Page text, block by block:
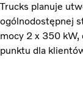
Trucks planuje
ogólnodostępnej
mocy 2 x 350
punktu dla